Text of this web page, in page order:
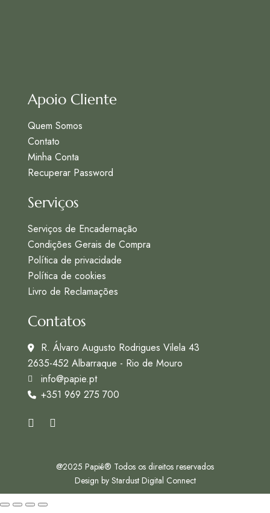
Apoio Cliente
Quem Somos
Contato
Minha Conta
Recuperar Password
Serviços
Serviços de Encadernação
Condições Gerais de Compra
Política de privacidade
Política de cookies
Livro de Reclamações
Contatos
R. Álvaro Augusto Rodrigues Vilela 43
2635-452 Albarraque - Rio de Mouro
info@papie.pt
+351 969 275 700
@2025 Papiê® Todos os direitos reservados
Design by Stardust Digital Connect